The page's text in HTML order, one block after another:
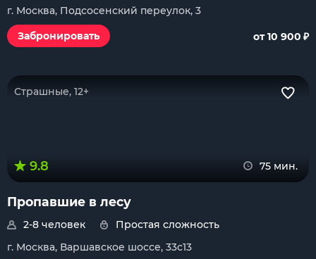
г. Москва, Подсосенский переулок, 3
Забронировать
от 10 900 ₽
Страшные, 12+
9.8 75 мин.
Пропавшие в лесу
2-8 человек
Простая сложность
г. Москва, Варшавское шоссе, 33с13